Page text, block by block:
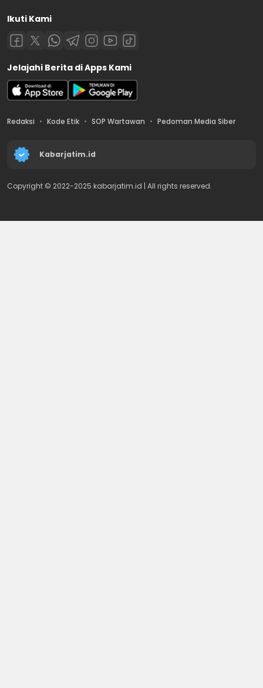
Ikuti Kami
Jelajahi Berita di Apps Kami
Redaksi Kode Etik SOP Wartawan Pedoman Media Siber
Kabarjatim.id
Copyright © 2022-2025 kabarjatim.id | All rights reserved.